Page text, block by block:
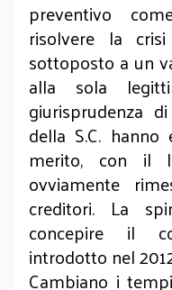
preventivo
risolvere la
sottoposto a un
alla sola
giurisprudenza
della S.C.
merito, con il
ovviamente
creditori. La
concepire il
introdotto nel
Cambiano i